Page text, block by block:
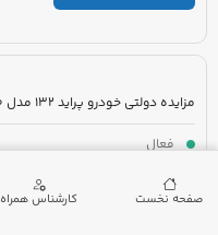
مزایده دولتی خودرو پراید 132 مدل 1390 رنگ سفید
فعال
گیلان - لنگرود
کد مزایده : 5220007432000173
صفحه نخست کارشناس همراه